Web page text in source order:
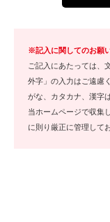
※記入に関してのお願
ご記入にあたっては、
外字」の入力はご遠慮
がな、カタカナ、漢字
当ホームページで収集
に則り厳正に管理して